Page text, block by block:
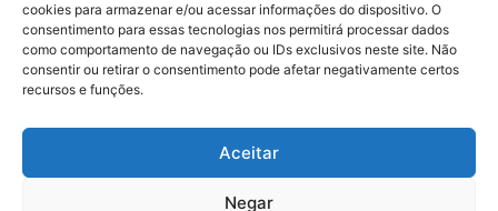
cookies para armazenar e/ou acessar informações do dispositivo. O
consentimento para essas tecnologias nos permitirá processar dados
como comportamento de navegação ou IDs exclusivos neste site. Não
consentir ou retirar o consentimento pode afetar negativamente certos
recursos e funções.
Aceitar
Negar
E-mail: alagoasbrasilnoticias@gmail.com
Telefone: (82) 9 9691-0391 (Whatsapp)
Responsável Técnico: Crysthyan Carlos
Rua do Sau - Centro - Anadia - AL - CEP:
© 2022 - 2026 Alagoas Brasil Notícias. Todos os